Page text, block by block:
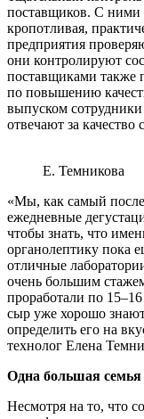
поставщиков. С ними
кропотливая,
предприятия
они контролируют
поставщиками также
по повышению
выпуском
отвечают за
Е. Темникова
«Мы, как самый
ежедневные
чтобы знать, что
органолептику пока
отличные
очень большим
проработали по
сыр уже хорошо
определить его на
технолог Елена
Одна большая семья
Несмотря на то, что